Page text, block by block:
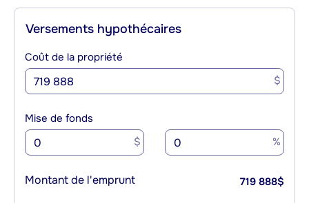
Versements hypothécaires
Coût de la propriété
$
Mise de fonds
$ %
Montant de l'emprunt 719 888$